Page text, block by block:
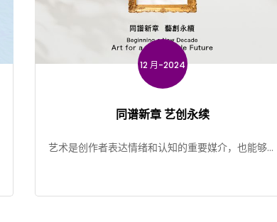
12 月-2024
同谱新章 艺创永续
艺术是创作者表达情绪和认知的重要媒介，也能够让